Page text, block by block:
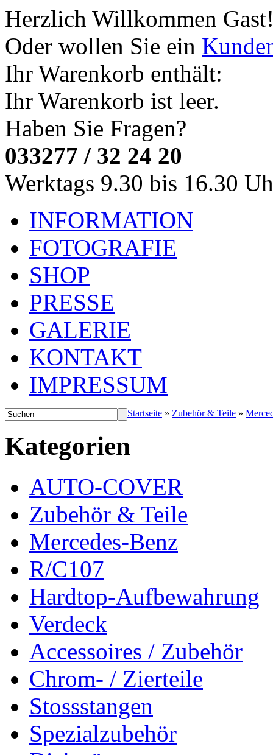
Herzlich Willkommen
Oder wollen Sie ein
Ihr Warenkorb enthält:
Ihr Warenkorb ist leer.
Haben Sie Fragen?
033277 / 32 24 20
Werktags 9.30 bis 16.30
INFORMATION
FOTOGRAFIE
SHOP
PRESSE
GALERIE
KONTAKT
IMPRESSUM
Startseite » Zubehör & Teile »
Kategorien
AUTO-COVER
Zubehör & Teile
Mercedes-Benz
R/C107
Hardtop-Aufbewahrung
Verdeck
Accessoires / Zubehör
Chrom- / Zierteile
Stossstangen
Spezialzubehör